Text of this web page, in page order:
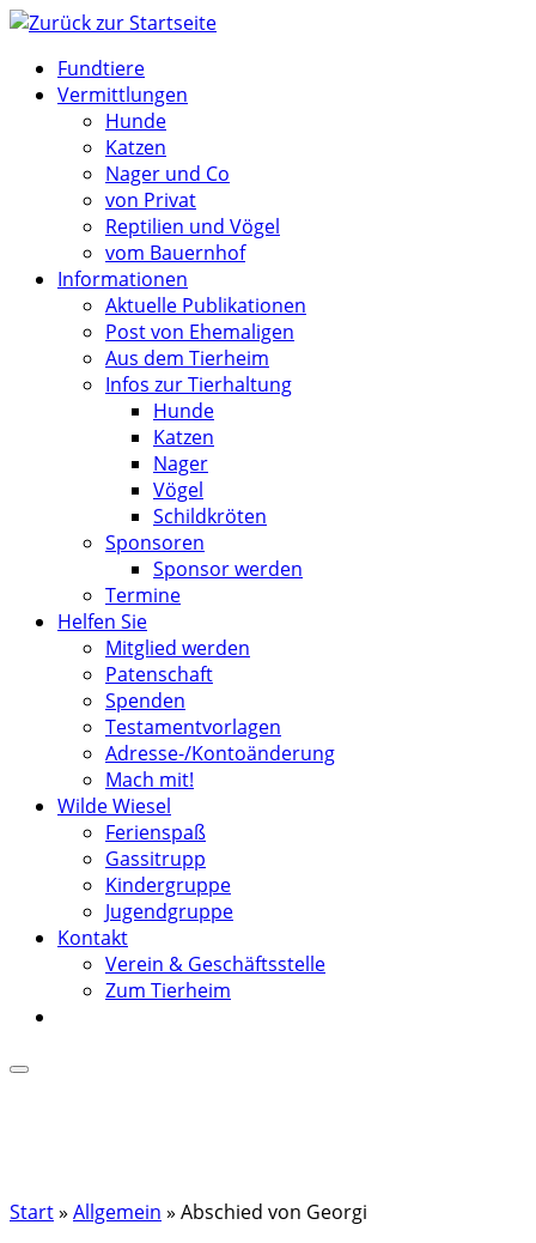
Zum
springenFundtiere
Vermittlungen
Hunde
Katzen
Nager und Co
von Privat
Reptilien und Vögel
vom Bauernhof
Informationen
Aktuelle Publikationen
Post von Ehemaligen
Aus dem Tierheim
Infos zur Tierhaltung
Hunde
Katzen
Nager
Vögel
Schildkröten
Sponsoren
Sponsor werden
Termine
Helfen Sie
Mitglied werden
Patenschaft
Spenden
Testamentvorlagen
Adresse-/Kontoänderung
Mach mit!
Wilde Wiesel
Ferienspaß
Gassitrupp
Kindergruppe
Jugendgruppe
Kontakt
Verein & Geschäftsstelle
Zum Tierheim
Start» Allgemein » Abschied von Georgi